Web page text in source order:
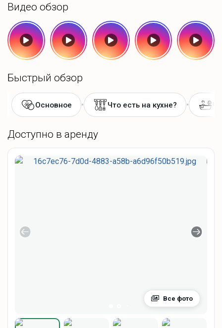
Видео обзор
Быстрый обзор
Основное • Что есть на кухне? •
Доступно в аренду
Все фото